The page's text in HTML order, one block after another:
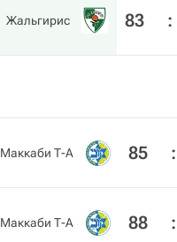
Жальгирис 83 :
Маккаби Т-А 85 :
Маккаби Т-А 88 :